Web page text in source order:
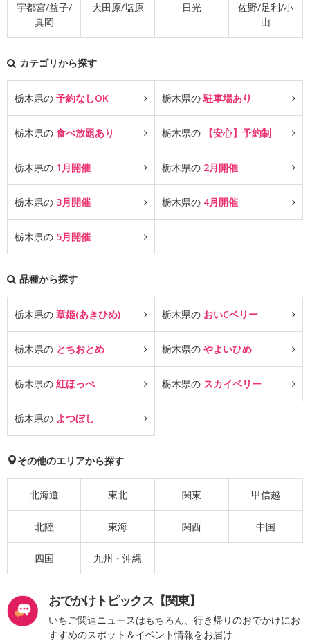
宇都宮/益子/
真岡
大田原/塩原 日光
佐野/足利/小
山
カテゴリから探す
栃木県の 予約なしOK 栃木県の駐車場あり
栃木県の 食べ放題あり 栃木県の 【安心】予約制
栃木県の 1月開催 栃木県の 2月開催
栃木県の 3月開催 栃木県の 4月開催
栃木県の 5月開催
品種から探す
栃木県の 章姫(あきひめ) 栃木県の おいCベリー
栃木県の とちおとめ 栃木県の やよいひめ
栃木県の 紅ほっぺ 栃木県の スカイベリー
栃木県の よつぼし
その他のエリアから探す
北海道 東北 関東 甲信越
北陸 東海 関西 中国
四国 九州・沖縄
おでかけトピックス【関東】
いちご関連ニュースはもちろん、行き帰りのおでかけにお
すすめのスポット＆イベント情報をお届け